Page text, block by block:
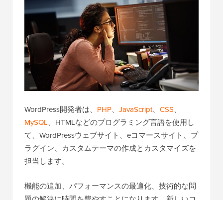
WordPress開発者は、 PHP、 JavaScript、 CSS、
MySQL、HTMLなどのプログラミング言語を使用し
て、WordPressウェブサイト、eコマースサイト、プ
ラグイン、カスタムテーマの作成とカスタマイズを
担当します。
機能の追加、パフォーマンスの最適化、技術的な問